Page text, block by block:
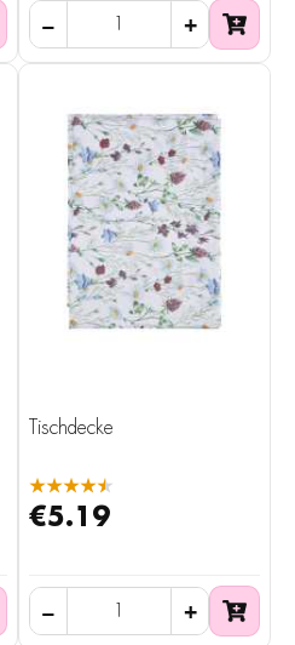
Tischdecke
★★★★★
€5.19